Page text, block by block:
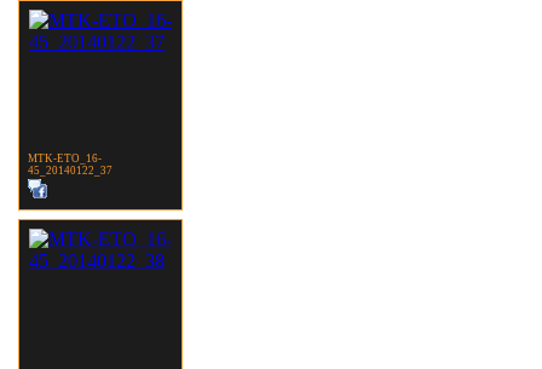
MTK-ETO_16-
45_20140122_37